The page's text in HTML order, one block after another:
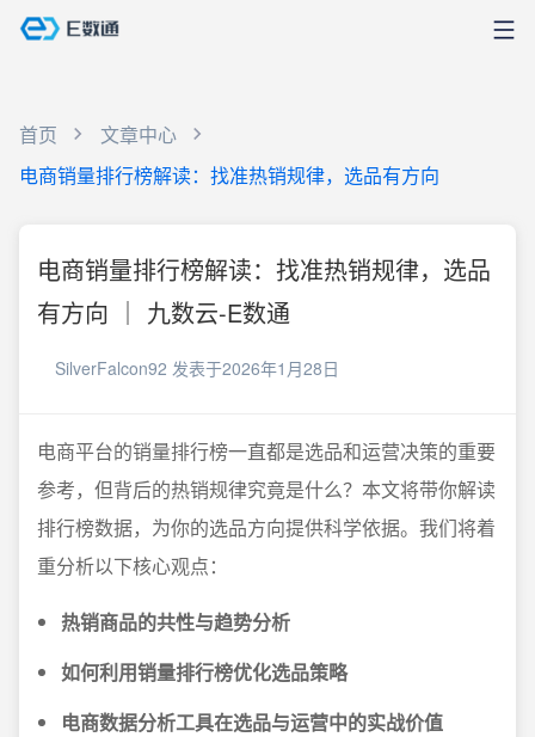
首页
文章中心
电商销量排行榜解读：找准热销规律，选品有方向
电商销量排行榜解读：找准热销规律，选品
有方向 ｜ 九数云-E数通
SilverFalcon92 发表于2026年1月28日
电商平台的销量排行榜一直都是选品和运营决策的重要
参考，但背后的热销规律究竟是什么？本文将带你解读
排行榜数据，为你的选品方向提供科学依据。我们将着
重分析以下核心观点：
热销商品的共性与趋势分析
如何利用销量排行榜优化选品策略
电商数据分析工具在选品与运营中的实战价值